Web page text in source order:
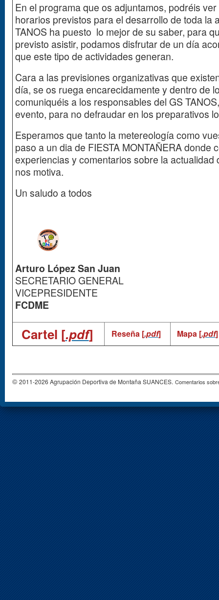
En el programa que os adjuntamos, podréis
horarios previstos para el desarrollo de toda la
TANOS ha puesto lo mejor de su saber, para
previsto asistir, podamos disfrutar de un día
que este tipo de actividades generan.
Cara a las previsiones organizativas que
día, se os ruega encarecidamente y dentro de
comuniquéis a los responsables del GS
evento, para no defraudar en los preparativos
Esperamos que tanto la metereología como
paso a un dia de FIESTA MONTAÑERA donde
experiencias y comentarios sobre la actualidad
nos motiva.
Un saludo a todos
Arturo López San Juan
SECRETARIO GENERAL
VICEPRESIDENTE
FCDME
Cartel [.pdf] Reseña [.pdf] Mapa [.pdf]
© 2011-2026 Agrupación Deportiva de Montaña SUANCES. Comentarios